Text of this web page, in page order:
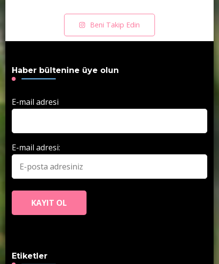
Beni Takip Edin
Haber bültenine üye olun
E-mail adresi
E-mail adresi:
Etiketler